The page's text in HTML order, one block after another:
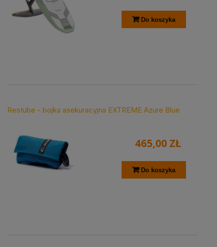
Do koszyka
Restube - bojka asekuracyjna EXTREME Azure Blue
465,00 ZŁ
Do koszyka